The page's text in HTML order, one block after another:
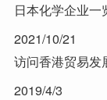
日本化学企业一
2021/10/21
访问香港贸易发
2019/4/3